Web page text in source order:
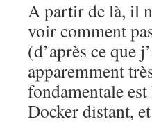
A partir de là, il
voir comment
(d’après ce que
apparemment
fondamentale
Docker distant,